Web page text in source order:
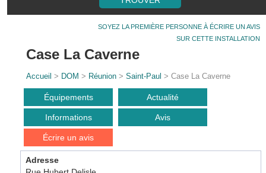
SOYEZ LA PREMIÈRE PERSONNE À ÉCRIRE UN AVIS
SUR CETTE INSTALLATION
Case La Caverne
Accueil > DOM > Réunion >Saint-Paul > Case La Caverne
Équipements Actualité
Informations Avis
Écrire un avis
Adresse